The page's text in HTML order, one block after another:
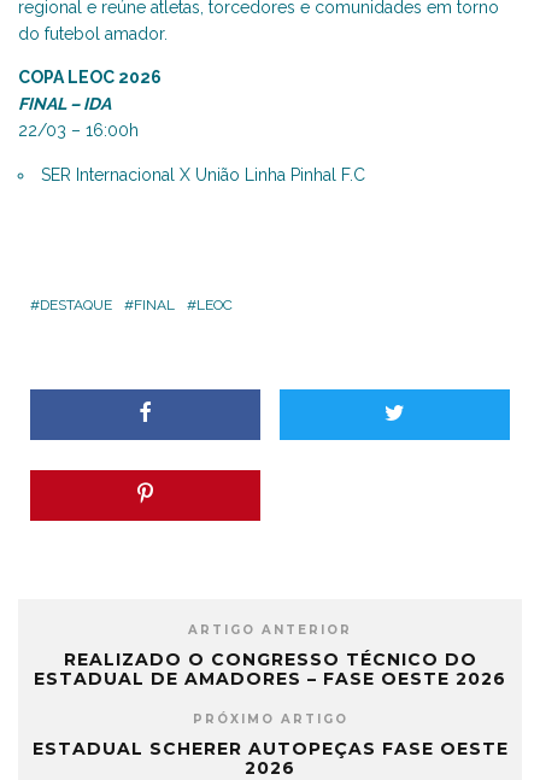
regional e reúne atletas, torcedores e comunidades em torno
do futebol amador.
COPA LEOC 2026
FINAL – IDA
22/03 – 16:00h
SER Internacional X União Linha Pinhal F.C
DESTAQUE FINAL LEOC
ARTIGO ANTERIOR
REALIZADO O CONGRESSO TÉCNICO DO
ESTADUAL DE AMADORES – FASE OESTE 2026
PRÓXIMO ARTIGO
ESTADUAL SCHERER AUTOPEÇAS FASE OESTE
2026